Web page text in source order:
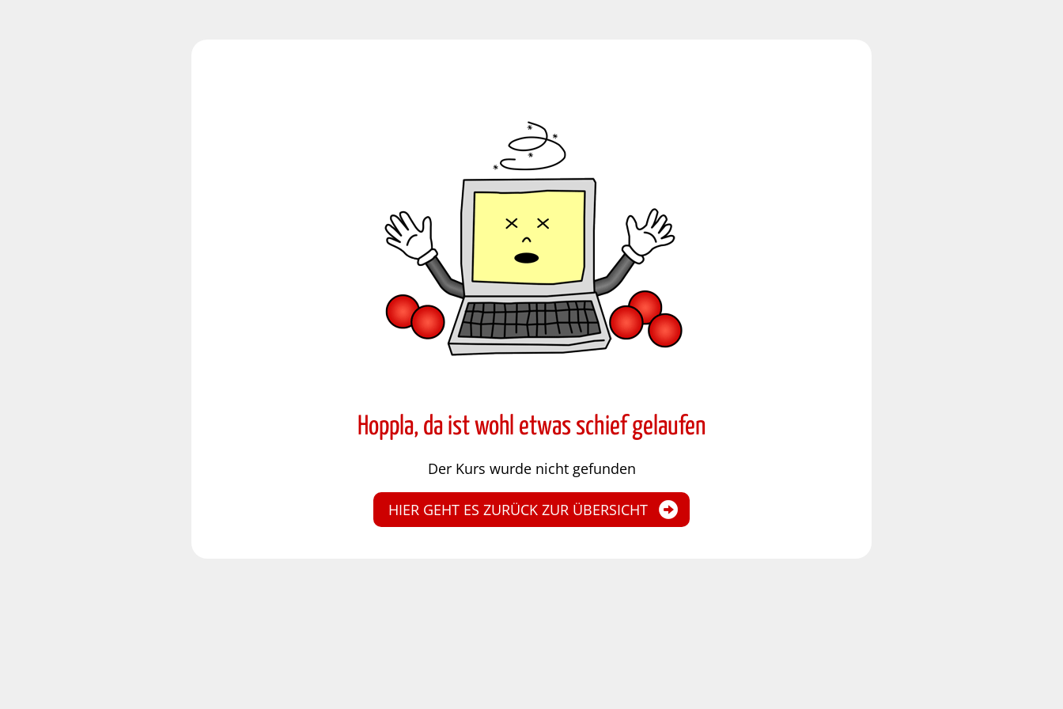
Hoppla, da ist wohl etwas schief gelaufen
Der Kurs wurde nicht gefunden
HIER GEHT ES ZURÜCK ZUR ÜBERSICHT